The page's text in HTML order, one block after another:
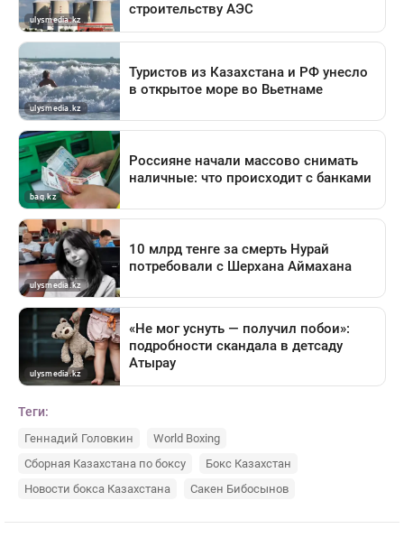
Теги:
Геннадий Головкин
World Boxing
Сборная Казахстана по боксу
Бокс Казахстан
Новости бокса Казахстана
Сакен Бибосынов